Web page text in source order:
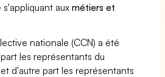
auxmétiers et
nationale (CCN) a été
les représentants du
d'autre part les représentants